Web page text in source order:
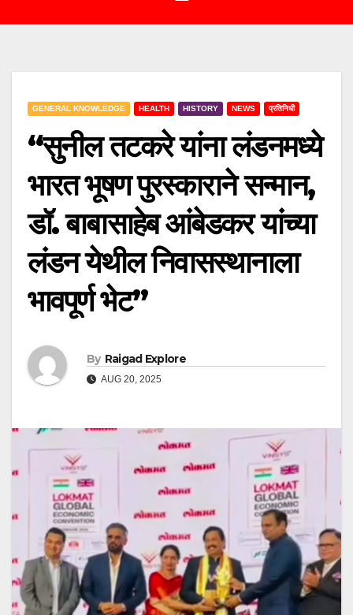
GENERAL KNOWLEDGE HEALTH HISTORY NEWS प्रतिनिधी
“सुनील तटकरे यांना लंडनमध्ये
भारत भूषण पुरस्काराने सन्मान,
डॉ. बाबासाहेब आंबेडकर यांच्या
लंडन येथील निवासस्थानाला
भावपूर्ण भेट”
By Raigad Explore
AUG 20, 2025